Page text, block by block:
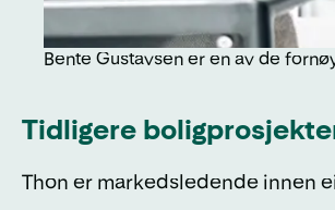
Tidligere
Thon er markedsledende innen
Bente Gustavsen er en av de